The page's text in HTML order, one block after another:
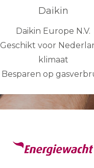
Daikin
Daikin Europe N.V.
Geschikt voor
klimaat
Besparen op